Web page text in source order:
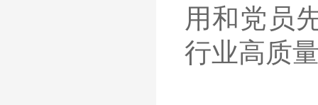
用和党员
行业高质